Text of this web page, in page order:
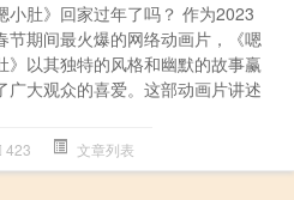
小肚》回家过年了吗？ 作为2023
节期间最火爆的网络动画片，《嗯
》以其独特的风格和幽默的故事赢
广大观众的喜爱。这部动画片讲述
423 文章列表